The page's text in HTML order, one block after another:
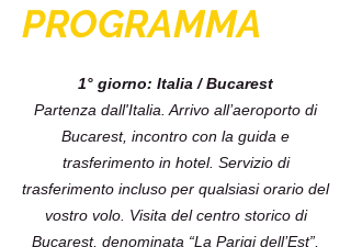
PROGRAMMA
1° giorno: Italia / Bucarest
Partenza dall'Italia. Arrivo all’aeroporto di
Bucarest, incontro con la guida e
trasferimento in hotel. Servizio di
trasferimento incluso per qualsiasi orario del
vostro volo. Visita del centro storico di
Bucarest, denominata “La Parigi dell’Est”,